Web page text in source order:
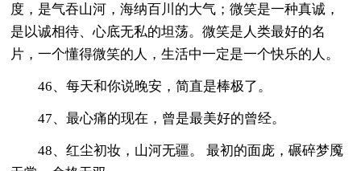
度，是气吞山河，海纳百川的大气；微笑是一种真诚，
是以诚相待、心底无私的坦荡。微笑是人类最好的名
片，一个懂得微笑的人，生活中一定是一个快乐的人。
46、每天和你说晚安，简直是棒极了。
47、最心痛的现在，曾是最美好的曾经。
48、红尘初妆，山河无疆。 最初的面庞，碾碎梦魇